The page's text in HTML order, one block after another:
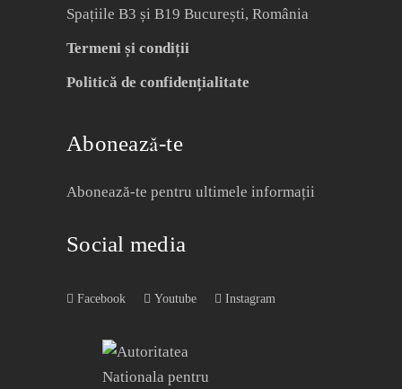
Spațiile B3 și B19 București, România
Termeni și condiții
Politică de confidențialitate
Abonează-te
Abonează-te pentru ultimele informații
Social media
Facebook Youtube Instagram